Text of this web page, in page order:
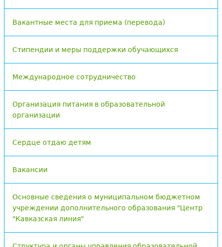
Вакантные места для приема (перевода)
Стипендии и меры поддержки обучающихся
Международное сотрудничество
Организация питания в образовательной
организации
Сердце отдаю детям
Вакансии
Основные сведения о муниципальном бюджетном
учреждении дополнительного образования "Центр
"Кавказская линия"